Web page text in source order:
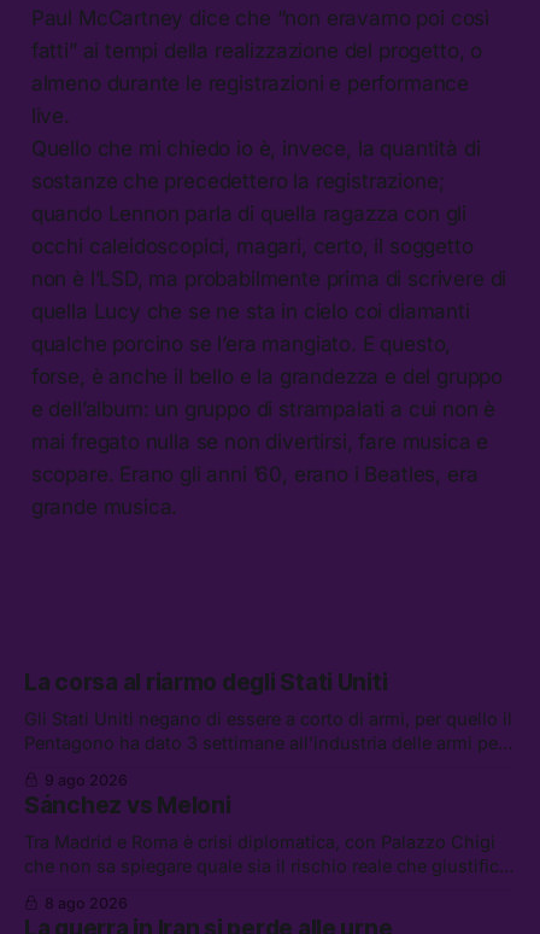
Paul McCartney dice che “non eravamo poi così
fatti” ai tempi della realizzazione del progetto, o
almeno durante le registrazioni e performance
live.
Quello che mi chiedo io è, invece, la quantità di
sostanze che precedettero la registrazione;
quando Lennon parla di quella ragazza con gli
occhi caleidoscopici, magari, certo, il soggetto
non è l’LSD, ma probabilmente prima di scrivere di
quella Lucy che se ne sta in cielo coi diamanti
qualche porcino se l’era mangiato. E questo,
forse, è anche il bello e la grandezza e del gruppo
e dell’album: un gruppo di strampalati a cui non è
mai fregato nulla se non divertirsi, fare musica e
scopare. Erano gli anni ’60, erano i Beatles, era
grande musica.
La corsa al riarmo degli Stati Uniti
Gli Stati Uniti negano di essere a corto di armi, per quello il
Pentagono ha dato 3 settimane all’industria delle armi per
continuerà ad usare i servizi di Palantir, la protesta contro
La Russa, e la centrale elettrica di Amazon in Texas
9 ago 2026
Sánchez vs Meloni
Tra Madrid e Roma è crisi diplomatica, con Palazzo Chigi
che non sa spiegare quale sia il rischio reale che giustifica
di difesa tra Arabia Saudita, Pakistan e Turchia, la crisi del
8 ago 2026
La guerra in Iran si perde alle urne